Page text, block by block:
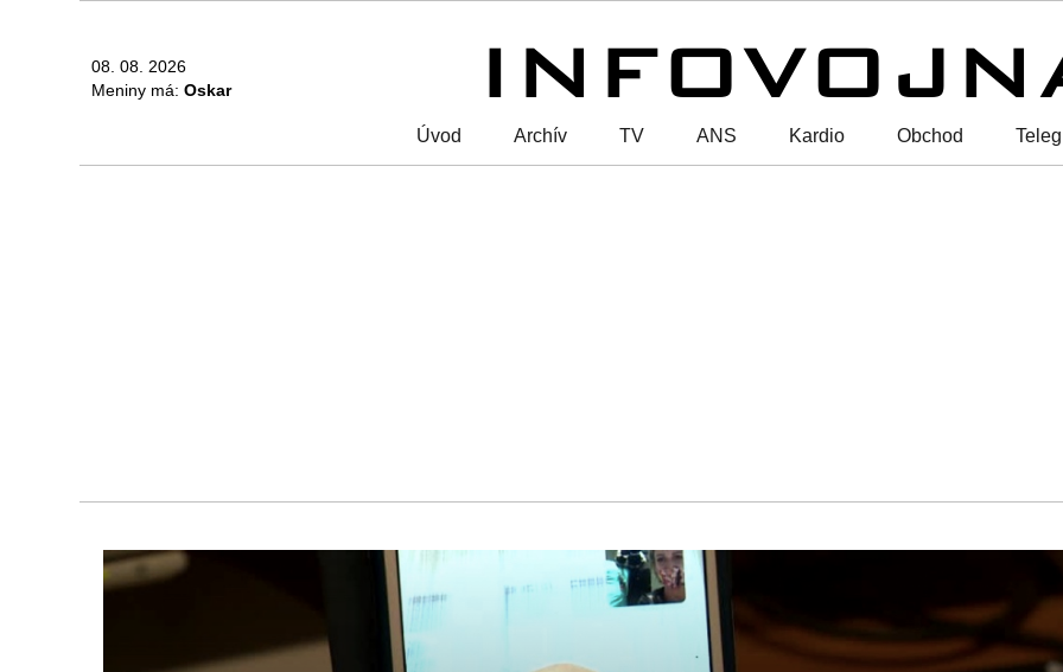
08. 08. 2026
Meniny má: Oskar
Úvod Archív TV ANS Kardio Obchod